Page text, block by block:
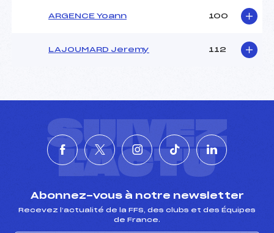
ARGENCE Yoann 100
LAJOUMARD Jeremy 112
SUIVEZ
L'ACTU
Abonnez-vous à notre newsletter
Recevez l’actualité de la FFS, des clubs et des Équipes
de France.